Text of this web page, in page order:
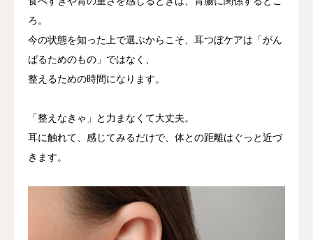
ろ。
今の状態を知った上で選ぶからこそ、耳つぼケアは「がん
ばるためのもの」ではなく、
整えるための時間になります。
「整えなきゃ」と力まなくて大丈夫。
耳に触れて、感じてみるだけで、体との距離はぐっと近づ
きます。